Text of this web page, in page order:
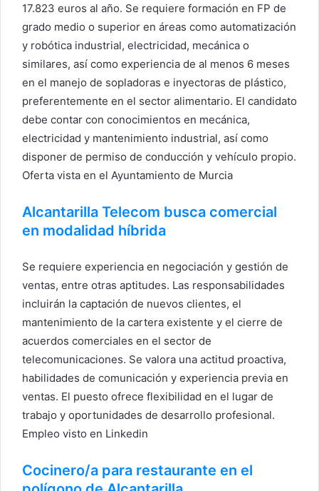
17.823 euros al año. Se requiere formación en FP de
grado medio o superior en áreas como automatización
y robótica industrial, electricidad, mecánica o
similares, así como experiencia de al menos 6 meses
en el manejo de sopladoras e inyectoras de plástico,
preferentemente en el sector alimentario. El candidato
debe contar con conocimientos en mecánica,
electricidad y mantenimiento industrial, así como
disponer de permiso de conducción y vehículo propio.
Oferta vista en el Ayuntamiento de Murcia
Alcantarilla Telecom busca comercial
en modalidad híbrida
Se requiere experiencia en negociación y gestión de
ventas, entre otras aptitudes. Las responsabilidades
incluirán la captación de nuevos clientes, el
mantenimiento de la cartera existente y el cierre de
acuerdos comerciales en el sector de
telecomunicaciones. Se valora una actitud proactiva,
habilidades de comunicación y experiencia previa en
ventas. El puesto ofrece flexibilidad en el lugar de
trabajo y oportunidades de desarrollo profesional.
Empleo visto en Linkedin
Cocinero/a para restaurante en el